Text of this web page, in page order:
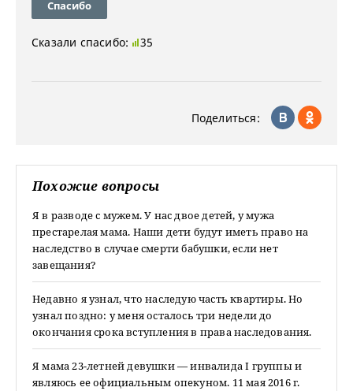
Спасибо
Сказали спасибо: 35
Поделиться:
Похожие вопросы
Я в разводе с мужем. У нас двое детей, у мужа
престарелая мама. Наши дети будут иметь право на
наследство в случае смерти бабушки, если нет
завещания?
Недавно я узнал, что наследую часть квартиры. Но
узнал поздно: у меня осталось три недели до
окончания срока вступления в права наследования.
Я мама 23-летней девушки — инвалида I группы и
являюсь ее официальным опекуном. 11 мая 2016 г.